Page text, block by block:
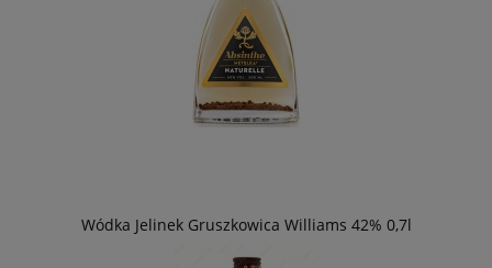
Wódka Jelinek Gruszkowica Williams 42% 0,7l